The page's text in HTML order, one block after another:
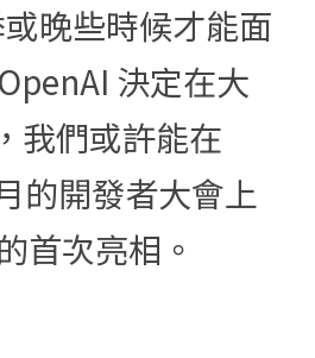
晚些時候才能面
決定在大
我們或許能在
的開發者大會上
首次亮相。